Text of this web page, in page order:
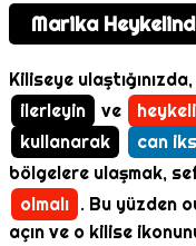
Marika
Kiliseye
ilerleyin
ve
kullanarak
can
bölgelere ulaşmak,
olmalı . Bu yüzden
açın ve o kilise